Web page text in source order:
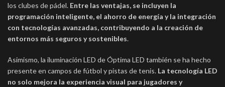
los clubes de pádel. Entre las ventajas, se incluyen la
programación inteligente, el ahorro de energía y la integración
con tecnologías avanzadas, contribuyendo a la creación de
entornos más seguros y sostenibles.
Asimismo, la iluminación LED de Óptima LED también se ha hecho
presente en campos de fútbol y pistas de tenis. La tecnología LED
no solo mejora la experiencia visual para jugadores y